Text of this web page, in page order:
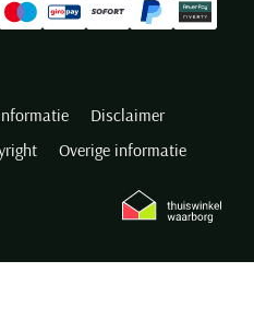
Disclaimer
Overige informatie